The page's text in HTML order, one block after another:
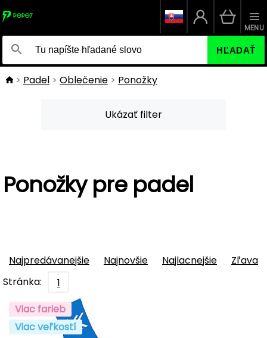
HĽADAŤ
MENU
Padel Oblečenie Ponožky
Ukázať filter
Ponožky pre padel
Najpredávanejšie Najnovšie Najlacnejšie
Zľava
Stránka:
1
Viac farieb
Viac veľkostí